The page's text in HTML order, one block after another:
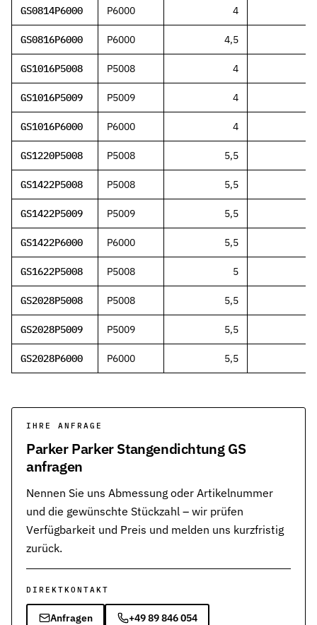
GS0814P6000 P6000 4
GS0816P6000 P6000 4,5
GS1016P5008 P5008 4
GS1016P5009 P5009 4
GS1016P6000 P6000 4
GS1220P5008 P5008 5,5
GS1422P5008 P5008 5,5
GS1422P5009 P5009 5,5
GS1422P6000 P6000 5,5
GS1622P5008 P5008 5
GS2028P5008 P5008 5,5
GS2028P5009 P5009 5,5
GS2028P6000 P6000 5,5
IHRE ANFRAGE
Parker Parker Stangendichtung GS
anfragen
Nennen Sie uns Abmessung oder Artikelnummer
und die gewünschte Stückzahl – wir prüfen
Verfügbarkeit und Preis und melden uns kurzfristig
zurück.
DIREKTKONTAKT
Anfragen +49 89 846 054